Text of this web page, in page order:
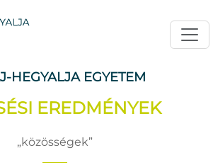
HEGYALJA EGYETEM
EREDMÉNYEK
közösségek